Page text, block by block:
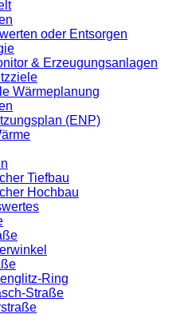
oder Entsorgen
& Erzeugungsanlagen
Wärmeplanung
(ENP)
Tiefbau
Hochbau
Ring
Straße